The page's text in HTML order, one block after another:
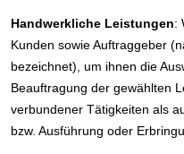
Handwerkliche Leistungen:
Kunden sowie Auftraggeber
bezeichnet), um ihnen die
Beauftragung der gewählten
verbundener Tätigkeiten als
bzw. Ausführung oder